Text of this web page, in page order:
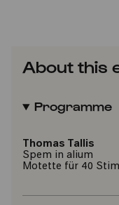
About this
Programme
Thomas Tallis
Spem in alium
Motette für 40